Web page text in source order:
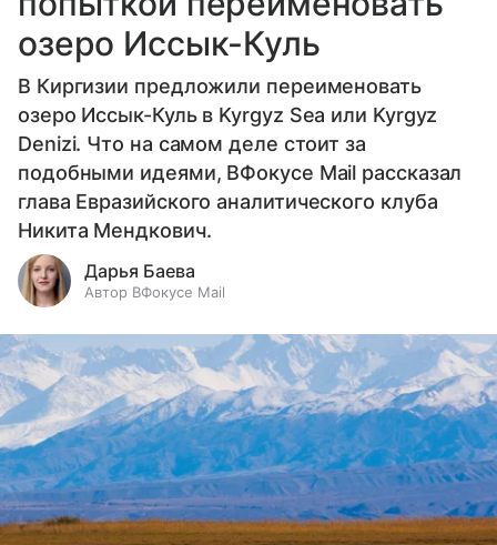
озеро Иссык-Куль
В Киргизии предложили переименовать
озеро Иссык-Куль в Kyrgyz Sea или Kyrgyz
Denizi. Что на самом деле стоит за
подобными идеями, ВФокусе Mail рассказал
глава Евразийского аналитического клуба
Никита Мендкович.
Дарья Баева
Автор ВФокусе Mail